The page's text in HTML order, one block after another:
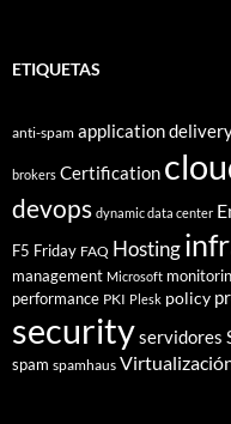
ETIQUETAS
anti-spam application
brokers Certification
devops dynamic data center
F5 Friday FAQ Hosting
management Microsoft
performance PKI Plesk policy
securityservidores
spam spamhaus